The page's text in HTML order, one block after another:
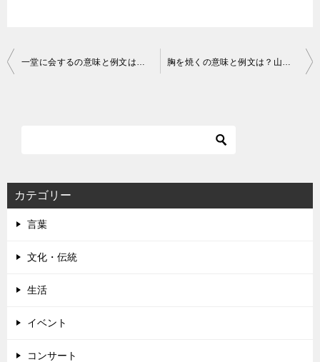
投
シ
ョ
一堂に会するの意味と例文は？「一同」や「介する」は間違いなので注意です 胸を焼くの意味と例文は？山月記ではどのように表現されている？
カテゴリー
言葉
文化・伝統
生活
イベント
コンサート